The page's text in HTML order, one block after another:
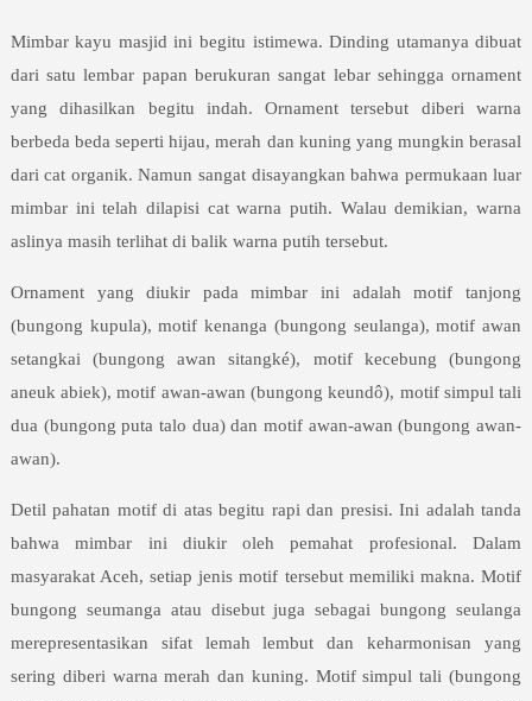
Mimbar kayu masjid ini begitu istimewa. Dinding utamanya dibuat
dari satu lembar papan berukuran sangat lebar sehingga ornament
yang dihasilkan begitu indah. Ornament tersebut diberi warna
berbeda beda seperti hijau, merah dan kuning yang mungkin berasal
dari cat organik. Namun sangat disayangkan bahwa permukaan luar
mimbar ini telah dilapisi cat warna putih. Walau demikian, warna
aslinya masih terlihat di balik warna putih tersebut.
Ornament yang diukir pada mimbar ini adalah motif tanjong
(bungong kupula), motif kenanga (bungong seulanga), motif awan
setangkai (bungong awan sitangké), motif kecebung (bungong
aneuk abiek), motif awan-awan (bungong keundô), motif simpul tali
dua (bungong puta talo dua) dan motif awan-awan (bungong awan-
awan).
Detil pahatan motif di atas begitu rapi dan presisi. Ini adalah tanda
bahwa mimbar ini diukir oleh pemahat profesional. Dalam
masyarakat Aceh, setiap jenis motif tersebut memiliki makna. Motif
bungong seumanga atau disebut juga sebagai bungong seulanga
merepresentasikan sifat lemah lembut dan keharmonisan yang
sering diberi warna merah dan kuning. Motif simpul tali (bungong